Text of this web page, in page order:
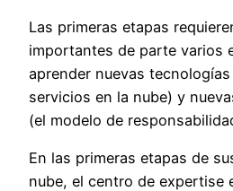
Las primeras etapas
importantes de parte varios
aprender nuevas
servicios en la nube) y
(el modelo de
En las primeras etapas de
nube, el centro de expertise